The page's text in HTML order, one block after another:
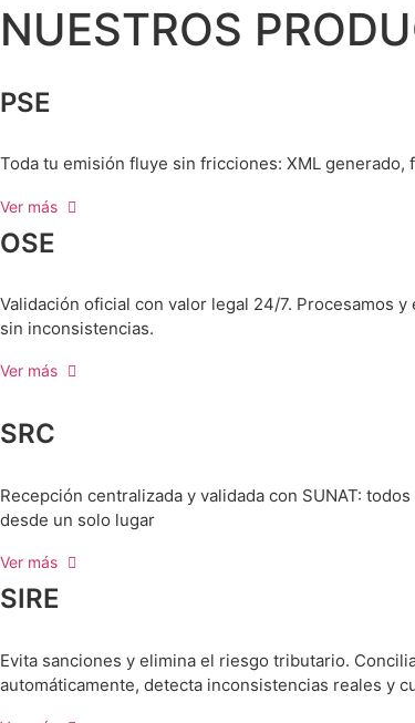
NUESTROS
PSE
Toda tu emisión fluye sin fricciones: XML
Ver más
OSE
Validación oficial con valor legal 24/7. Procesamos
sin inconsistencias.
Ver más
SRC
Recepción centralizada y validada con SUNAT:
desde un solo lugar
Ver más
SIRE
Evita sanciones y elimina el riesgo tributario.
automáticamente, detecta inconsistencias reales y